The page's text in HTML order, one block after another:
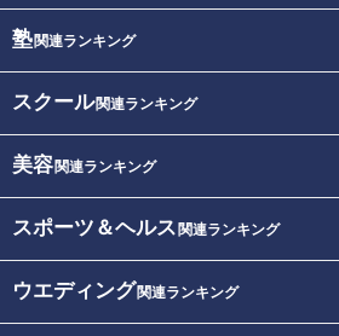
塾関連ランキング
スクール関連ランキング
美容関連ランキング
スポーツ＆ヘルス 関連ランキング
ウエディング関連ランキング